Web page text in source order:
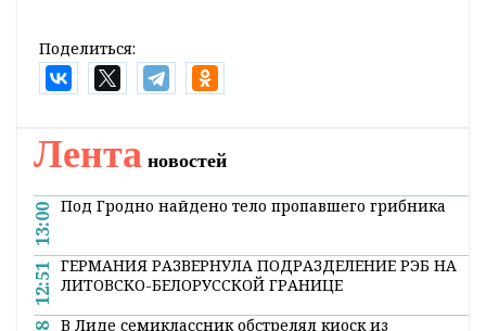
Поделиться:
Главная Новости Жизнь
С усилением холодов возросло
число пожаров из-за неправильной
эксплуатации печного отопления
8:13 12 января 2017